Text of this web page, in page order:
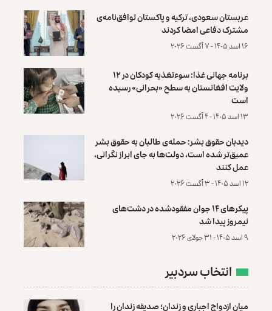
عربستان سعودی، ترکیه و پاکستان توافق‌نامه‌ی
مشترک دفاعی امضا کردند
۱۶ اسد ۱۴۰۵ - ۷ آگست ۲۰۲۶
برنامه جهانی غذا: سوءتغذیه کودکان در ۱۲
ولایت افغانستان به سطح «بحرانی» رسیده
است
۱۳ اسد ۱۴۰۵ - ۴ آگست ۲۰۲۶
دیدبان حقوق بشر: حمله‌ی طالبان به حقوق بشر
عمیق‌تر شده است، دولت‌ها به جای ابراز نگرانی،
عمل کنند
۱۲ اسد ۱۴۰۵ - ۳ آگست ۲۰۲۶
پیکرهای ۱۴ جوان مفقودشده در دشت‌های
نیمروز پیدا شد
۹ اسد ۱۴۰۵ - ۳۱ جولای ۲۰۲۶
انتخاب سردبیر
میان ازدواج اجباری و زندان؛ صدیقه زندان را